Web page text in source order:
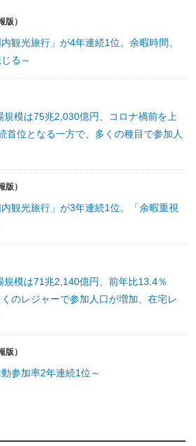
版）
観光旅行」が4年連続1位。余暇時間、
る～
規模は75兆2,030億円、コロナ禍前を上
位となる一方で、多くの種目で参加人
版）
観光旅行」が3年連続1位。「余暇重視
規模は71兆2,140億円、前年比13.4％
のレジャーで参加人口が増加、在宅レ
版）
参加率2年連続1位～